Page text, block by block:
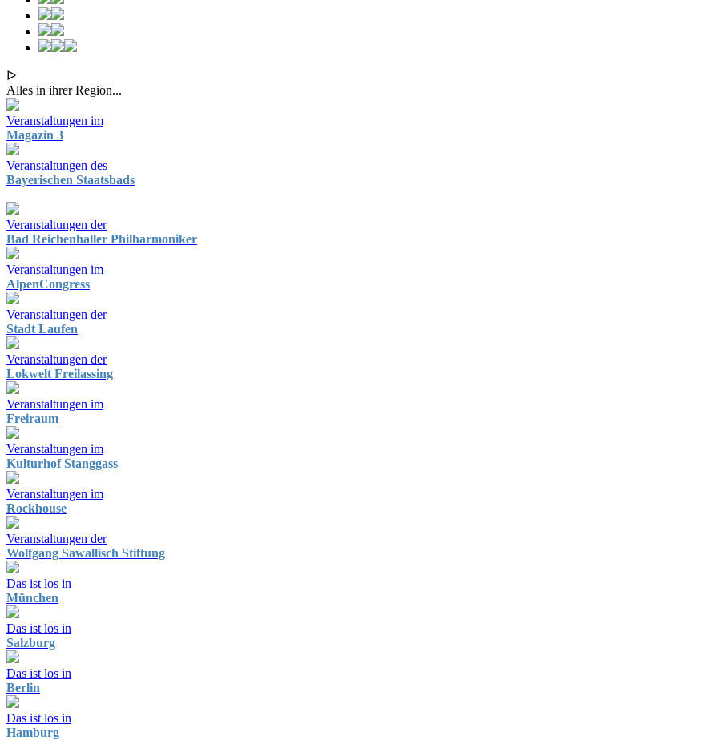
ᐅ
Alles in ihrer Region...
Veranstaltungen im
Magazin 3
Veranstaltungen des
Bayerischen Staatsbads
Veranstaltungen der
Bad Reichenhaller Philharmoniker
Veranstaltungen im
AlpenCongress
Veranstaltungen der
Stadt Laufen
Veranstaltungen der
Lokwelt Freilassing
Veranstaltungen im
Freiraum
Veranstaltungen im
Kulturhof Stanggass
Veranstaltungen im
Rockhouse
Veranstaltungen der
Wolfgang Sawallisch Stiftung
Das ist los in
München
Das ist los in
Salzburg
Das ist los in
Berlin
Das ist los in
Hamburg